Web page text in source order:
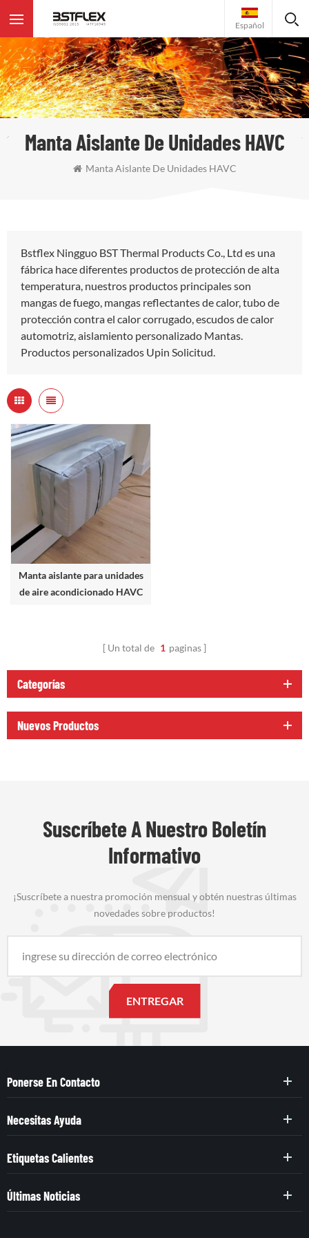
Español
Manta Aislante De Unidades HAVC
Manta Aislante De Unidades HAVC
Bstflex Ningguo BST Thermal Products Co., Ltd es una
fábrica hace diferentes productos de protección de alta
temperatura, nuestros productos principales son
mangas de fuego, mangas reflectantes de calor, tubo de
protección contra el calor corrugado, escudos de calor
automotriz, aislamiento personalizado Mantas.
Productos personalizados Upin Solicitud.
Manta aislante para unidades
de aire acondicionado HAVC
Un total de 1 paginas
Categorías
Nuevos Productos
Suscríbete A Nuestro Boletín
Informativo
¡Suscríbete a nuestra promoción mensual y obtén nuestras últimas
novedades sobre productos!
Ponerse En Contacto
Necesitas Ayuda
Etiquetas Calientes
Últimas Noticias